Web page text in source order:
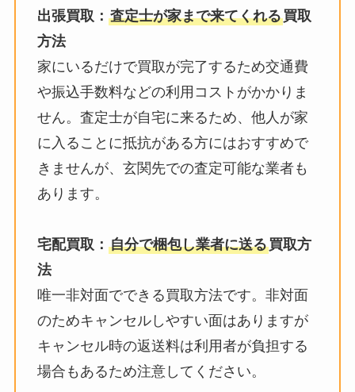
出張買取： 査定士が家まで来てくれる買取
方法
家にいるだけで買取が完了するため交通費
や振込手数料などの利用コストがかかりま
せん。査定士が自宅に来るため、他人が家
に入ることに抵抗がある方にはおすすめで
きませんが、玄関先での査定可能な業者も
あります。
宅配買取： 自分で梱包し業者に送る買取方
法
唯一非対面でできる買取方法です。非対面
のためキャンセルしやすい面はありますが
キャンセル時の返送料は利用者が負担する
場合もあるため注意してください。